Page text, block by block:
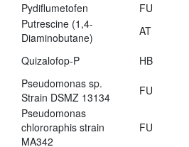
Pydiflumetofen
FU
Putrescine (1,4-
Diaminobutane)
AT
Quizalofop-P
HB
Pseudomonas sp.
Strain DSMZ 13134
FU
Pseudomonas
chlororaphis strain
MA342
FU